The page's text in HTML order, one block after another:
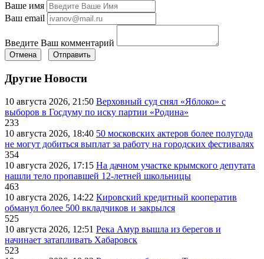
Ваше имя
Ваш email
Введите Ваш комментарий
Отмена Отправить
Другие Новости
10 августа 2026, 21:50 Верховный суд снял «Яблоко» с
выборов в Госдуму по иску партии «Родина»
233
10 августа 2026, 18:40 50 московских актеров более полугода
не могут добиться выплат за работу на городских фестивалях
354
10 августа 2026, 17:15 На дачном участке крымского депутата
нашли тело пропавшей 12-летней школьницы
463
10 августа 2026, 14:22 Кировский кредитный кооператив
обманул более 500 вкладчиков и закрылся
525
10 августа 2026, 12:51 Река Амур вышла из берегов и
начинает затапливать Хабаровск
523